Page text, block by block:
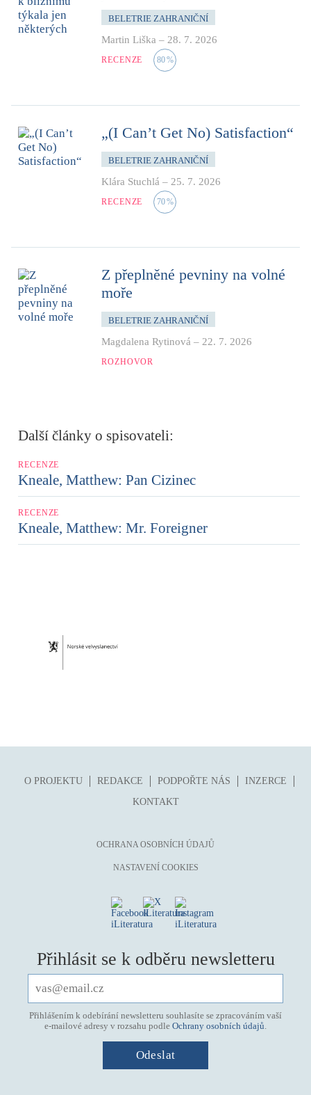
BELETRIE ZAHRANIČNÍ
Martin Liška – 28. 7. 2026
RECENZE 80%
„(I Can’t Get No) Satisfaction“
BELETRIE ZAHRANIČNÍ
Klára Stuchlá – 25. 7. 2026
RECENZE 70%
Z přeplněné pevniny na volné
moře
BELETRIE ZAHRANIČNÍ
Magdalena Rytinová – 22. 7. 2026
ROZHOVOR
Další články o spisovateli:
RECENZE
Kneale, Matthew: Pan Cizinec
RECENZE
Kneale, Matthew: Mr. Foreigner
O PROJEKTU REDAKCE PODPOŘTE NÁS
INZERCE
KONTAKT
OCHRANA OSOBNÍCH ÚDAJŮ
NASTAVENÍ COOKIES
Přihlásit se k odběru newsletteru
Přihlášením k odebírání newsletteru souhlasíte se zpracováním vaší
e-mailové adresy v rozsahu podle Ochrany osobních údajů